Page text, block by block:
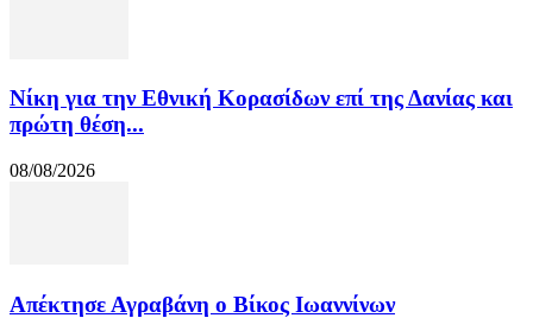
Νίκη για την Εθνική Κορασίδων επί της Δανίας και
πρώτη θέση...
08/08/2026
Απέκτησε Αγραβάνη ο Βίκος Ιωαννίνων